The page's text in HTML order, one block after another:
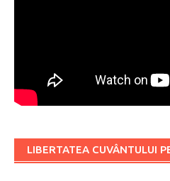
LIBERTATEA CUVÂNTULUI